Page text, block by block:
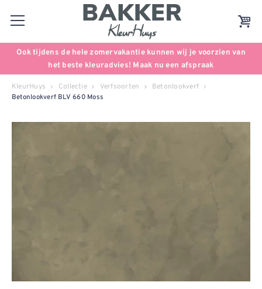
Ook tijdens de hele zomervakantie kunnen wij je voorzien van
het beste kleuradvies! Maak nu een afspraak
KleurHuys Collectie Verfsoorten Betonlookverf
Betonlookverf BLV 660 Moss